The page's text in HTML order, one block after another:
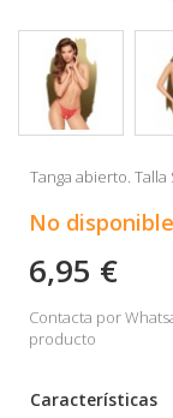
Tanga abierto.
No disponible
6,95 €
Contacta por
producto
Características